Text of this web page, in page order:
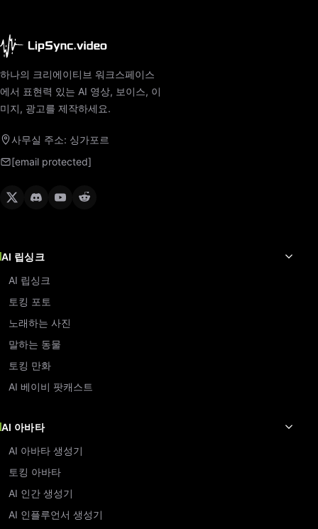
하나의 크리에이티브 워크스페이스
에서 표현력 있는 AI 영상, 보이스, 이
미지, 광고를 제작하세요.
사무실 주소: 싱가포르
[email protected]
AI 립싱크
AI 립싱크
토킹 포토
노래하는 사진
말하는 동물
토킹 만화
AI 베이비 팟캐스트
AI 아바타
AI 아바타 생성기
토킹 아바타
AI 인간 생성기
AI 인플루언서 생성기